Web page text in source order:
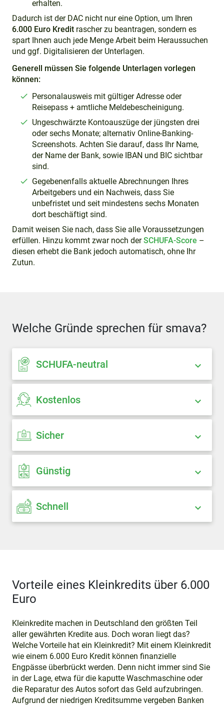
erhalten.
Dadurch ist der DAC nicht nur eine Option, um Ihren
6.000 Euro Kredit rascher zu beantragen, sondern es
spart Ihnen auch jede Menge Arbeit beim Heraussuchen
und ggf. Digitalisieren der Unterlagen.
Generell müssen Sie folgende Unterlagen vorlegen
können:
Personalausweis mit gültiger Adresse oder
Reisepass + amtliche Meldebescheinigung.
Ungeschwärzte Kontoauszüge der jüngsten drei
oder sechs Monate; alternativ Online-Banking-
Screenshots. Achten Sie darauf, dass Ihr Name,
der Name der Bank, sowie IBAN und BIC sichtbar
sind.
Gegebenenfalls aktuelle Abrechnungen Ihres
Arbeitgebers und ein Nachweis, dass Sie
unbefristet und seit mindestens sechs Monaten
dort beschäftigt sind.
Damit weisen Sie nach, dass Sie alle Voraussetzungen
erfüllen. Hinzu kommt zwar noch derSCHUFA-Score –
diesen erhebt die Bank jedoch automatisch, ohne Ihr
Zutun.
Welche Gründe sprechen für smava?
SCHUFA-neutral
Kostenlos
Sicher
Günstig
Schnell
Vorteile eines Kleinkredits über 6.000
Euro
Kleinkredite machen in Deutschland den größten Teil
aller gewährten Kredite aus. Doch woran liegt das?
Welche Vorteile hat ein Kleinkredit? Mit einem Kleinkredit
wie einem 6.000 Euro Kredit können finanzielle
Engpässe überbrückt werden. Denn nicht immer sind Sie
in der Lage, etwa für die kaputte Waschmaschine oder
die Reparatur des Autos sofort das Geld aufzubringen.
Aufgrund der niedrigen Kreditsumme vergeben Banken